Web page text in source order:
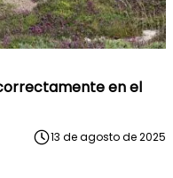
en el
13 de agosto de 2025